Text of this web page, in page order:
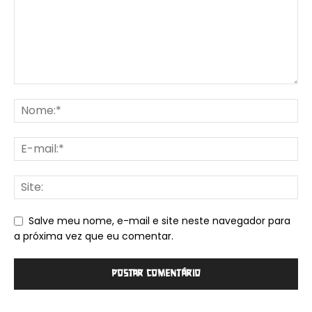
Salve meu nome, e-mail e site neste navegador para
a próxima vez que eu comentar.